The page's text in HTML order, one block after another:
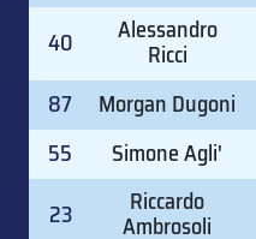
40 Alessandro
Ricci
87
Morgan Dugoni
55
Simone Agli'
23
Riccardo
Ambrosoli